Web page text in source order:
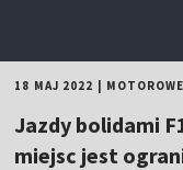
18 MAJ 2022 MOTOROWE
Jazdy bolidami
miejsc jest